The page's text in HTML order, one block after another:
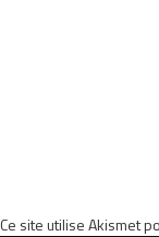
Ce site utilise Akismet